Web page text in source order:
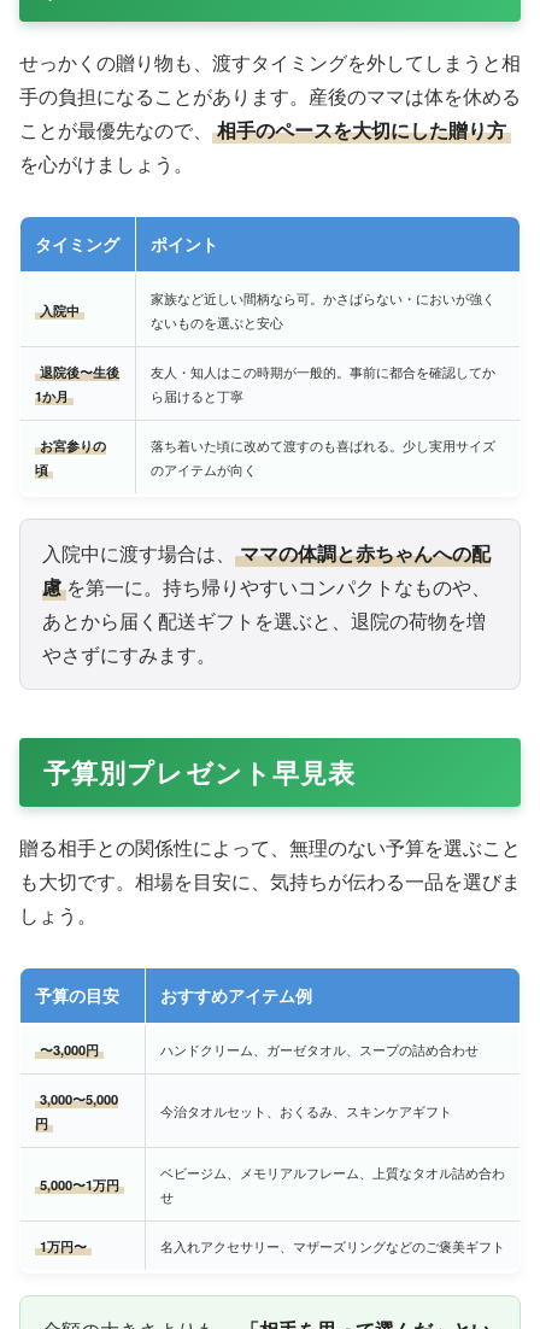
せっかくの贈り物も、渡すタイミングを外してしまうと相
手の負担になることがあります。産後のママは体を休める
ことが最優先なので、
相手のペースを大切にした贈り方
を心がけましょう。
タイミング ポイント
入院中
家族など近しい間柄なら可。かさばらない・においが強く
ないものを選ぶと安心
退院後〜生後
1か月
友人・知人はこの時期が一般的。事前に都合を確認してか
ら届けると丁寧
お宮参りの
頃
落ち着いた頃に改めて渡すのも喜ばれる。少し実用サイズ
のアイテムが向く
入院中に渡す場合は、
ママの体調と赤ちゃんへの配
慮 を第一に。持ち帰りやすいコンパクトなものや、
あとから届く配送ギフトを選ぶと、退院の荷物を増
やさずにすみます。
予算別プレゼント早見表
贈る相手との関係性によって、無理のない予算を選ぶこと
も大切です。相場を目安に、気持ちが伝わる一品を選びま
しょう。
予算の目安 おすすめアイテム例
〜3,000円 ハンドクリーム、ガーゼタオル、スープの詰め合わせ
3,000〜5,000
円
今治タオルセット、おくるみ、スキンケアギフト
5,000〜1万円
ベビージム、メモリアルフレーム、上質なタオル詰め合わ
せ
1万円〜 名入れアクセサリー、マザーズリングなどのご褒美ギフト